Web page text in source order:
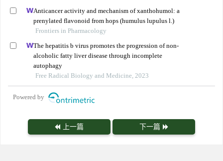
Anticancer activity and mechanism of xanthohumol: a
prenylated flavonoid from hops (humulus lupulus l.)
Frontiers in Pharmacology
The hepatitis b virus promotes the progression of non-
alcoholic fatty liver disease through incomplete
autophagy
Free Radical Biology and Medicine, 2023
Powered by
上一篇 下一篇